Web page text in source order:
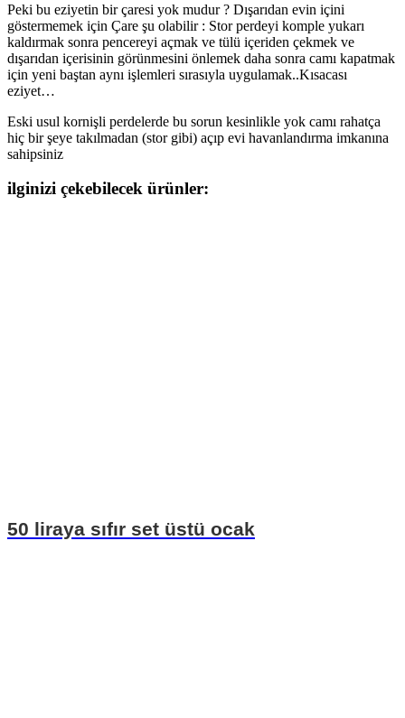
Peki bu eziyetin bir çaresi yok mudur ? Dışarıdan evin içini
göstermemek için Çare şu olabilir : Stor perdeyi komple yukarı
kaldırmak sonra pencereyi açmak ve tülü içeriden çekmek ve
dışarıdan içerisinin görünmesini önlemek daha sonra camı kapatmak
için yeni baştan aynı işlemleri sırasıyla uygulamak..Kısacası
eziyet…
Eski usul kornişli perdelerde bu sorun kesinlikle yok camı rahatça
hiç bir şeye takılmadan (stor gibi) açıp evi havanlandırma imkanına
sahipsiniz
ilginizi çekebilecek ürünler:
50 liraya sıfır set üstü ocak